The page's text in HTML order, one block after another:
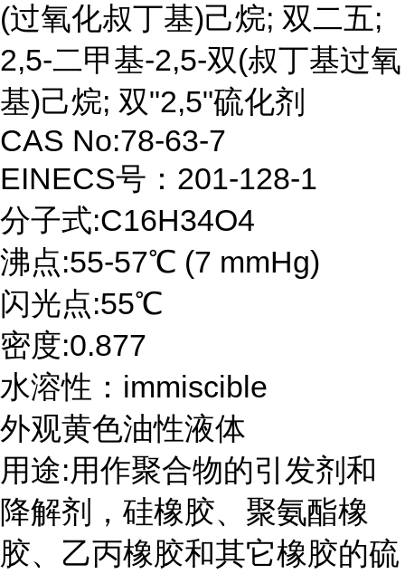
(过氧化叔丁基)己烷; 双二五;
2,5-二甲基-2,5-双(叔丁基过氧
基)己烷; 双"2,5"硫化剂
CAS No:78-63-7
EINECS号：201-128-1
分子式:C16H34O4
沸点:55-57℃ (7 mmHg)
闪光点:55℃
密度:0.877
水溶性：immiscible
外观黄色油性液体
用途:用作聚合物的引发剂和
降解剂，硅橡胶、聚氨酯橡
胶、乙丙橡胶和其它橡胶的硫